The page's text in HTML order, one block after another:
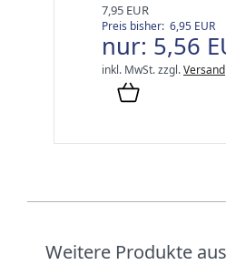
7,95 EUR
Preis bisher: 6,95 EUR
nur: 5,56
inkl. MwSt.zzgl.Versand
Weitere Produkte